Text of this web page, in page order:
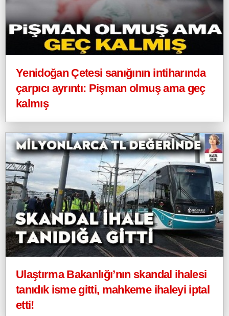
Yenidoğan Çetesi sanığının intiharında
çarpıcı ayrıntı: Pişman olmuş ama geç
kalmış
Ulaştırma Bakanlığı’nın skandal ihalesi
tanıdık isme gitti, mahkeme ihaleyi iptal
etti!